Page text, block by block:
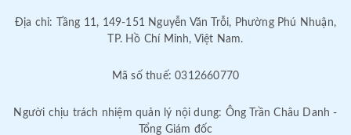
Địa chỉ: Tầng 11, 149-151 Nguyễn Văn Trỗi, Phường Phú Nhuận,
TP. Hồ Chí Minh, Việt Nam.
Mã số thuế: 0312660770
Người chịu trách nhiệm quản lý nội dung: Ông Trần Châu Danh -
Tổng Giám đốc